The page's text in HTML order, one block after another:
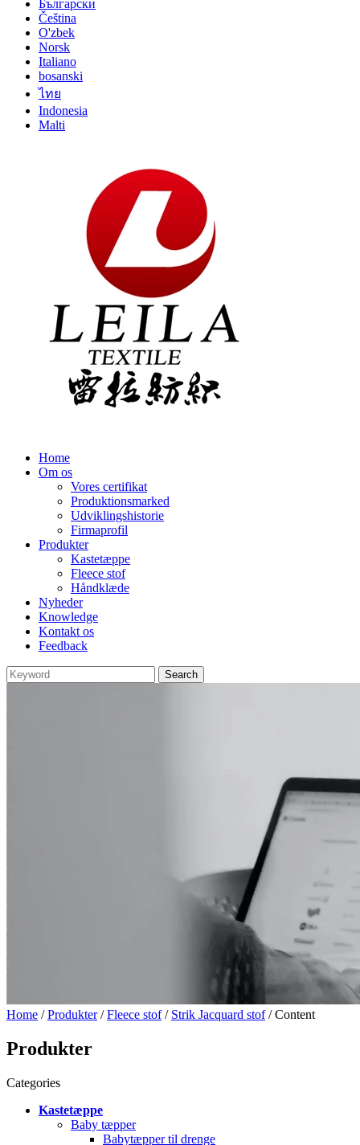
Български
Čeština
O'zbek
Norsk
Italiano
bosanski
ไทย
Indonesia
Malti
Home
Om os
Vores certifikat
Produktionsmarked
Udviklingshistorie
Firmaprofil
Produkter
Kastetæppe
Fleece stof
Håndklæde
Nyheder
Knowledge
Kontakt os
Feedback
Home /Produkter/Fleece stof/ Strik Jacquard stof/ Content
Produkter
Categories
Kastetæppe
Baby tæpper
Babytæpper til drenge